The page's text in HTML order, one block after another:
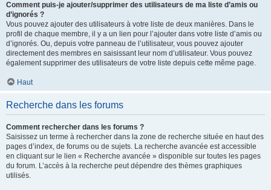
Comment puis-je ajouter/supprimer des utilisateurs de ma liste d’amis ou
d’ignorés ?
Vous pouvez ajouter des utilisateurs à votre liste de deux manières. Dans le
profil de chaque membre, il y a un lien pour l’ajouter dans votre liste d’amis ou
d’ignorés. Ou, depuis votre panneau de l’utilisateur, vous pouvez ajouter
directement des membres en saisissant leur nom d’utilisateur. Vous pouvez
également supprimer des utilisateurs de votre liste depuis cette même page.
Haut
Recherche dans les forums
Comment rechercher dans les forums ?
Saisissez un terme à rechercher dans la zone de recherche située en haut des
pages d’index, de forums ou de sujets. La recherche avancée est accessible
en cliquant sur le lien « Recherche avancée » disponible sur toutes les pages
du forum. L’accès à la recherche peut dépendre des thèmes graphiques
utilisés.